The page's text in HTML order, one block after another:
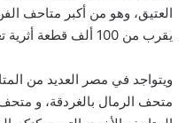
العتيق، وهو من أكبر متاحف
يقرب من 100 ألف قطعة أثرية تعود للعصور الإسلامية .
ويتواجد في مصر العديد من
متحف الرمال بالغردقة، و